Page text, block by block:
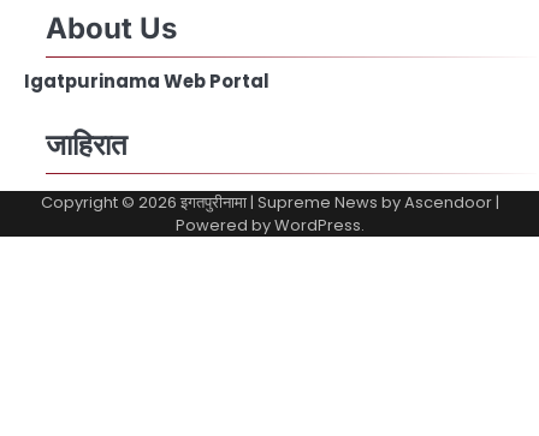
About Us
Igatpurinama Web Portal
जाहिरात
Copyright © 2026 इगतपुरीनामा| Supreme News byAscendoor|
Powered byWordPress.